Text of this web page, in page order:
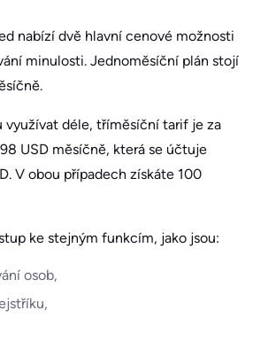
nabízí dvě hlavní cenové možnosti
minulosti. Jednoměsíční plán stojí
využívat déle, tříměsíční tarif je za
USD měsíčně, která se účtuje
V obou případech získáte 100
ke stejným funkcím, jako jsou:
osob,